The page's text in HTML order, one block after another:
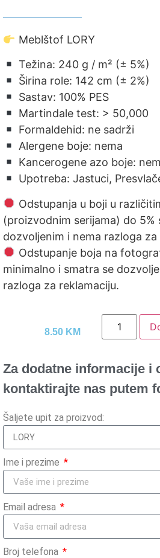
Meblštof LORY
Težina: 240 g / m² (± 5%)
Širina role: 142 cm (± 2%)
Sastav: 100% PES
Martindale test: > 50,000
Formaldehid: ne sadrži
Alergene boje: nema
Kancerogene azo boje:
Upotreba: Jastuci,
Odstupanja u boji u
(proizvodnim serijama) do 5%
dozvoljenim i nema razloga za
Odstupanje boja na
minimalno i smatra se
razloga za reklamaciju.
8.50 KM
Za dodatne informacije i
kontaktirajte nas putem
Šaljete upit za proizvod:
Ime i prezime
Email adresa
Broj telefona